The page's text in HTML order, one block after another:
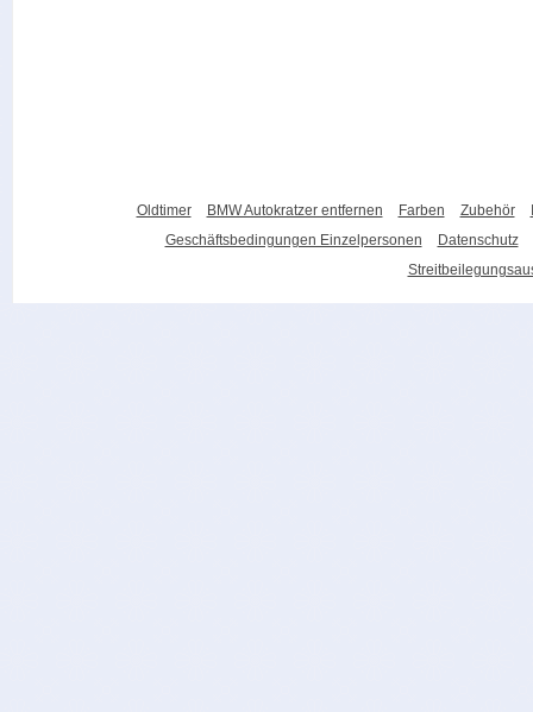
Oldtimer BMW Autokratzer entfernen Farben Zubehör
Geschäftsbedingungen Einzelpersonen
Datenschutz